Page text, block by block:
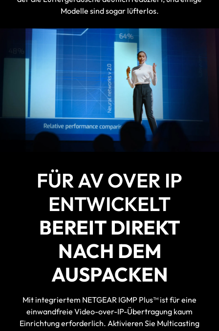
Modelle sind sogar lüfterlos.
FÜR AV OVER IP
ENTWICKELT
BEREIT DIREKT
NACH DEM
AUSPACKEN
Mit integriertem NETGEAR IGMP Plus™ ist für eine
einwandfreie Video-over-IP-Übertragung kaum
Einrichtung erforderlich. Aktivieren Sie Multicasting